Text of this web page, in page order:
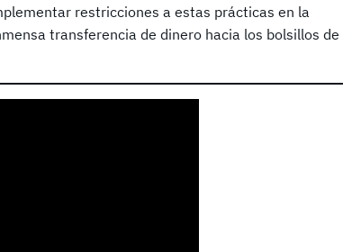
restricciones a estas prácticas en la
transferencia de dinero hacia los bolsillos de